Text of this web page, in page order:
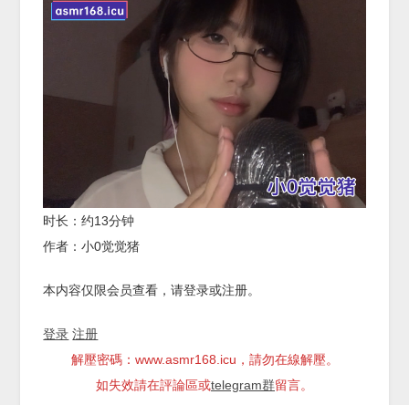
时长：约13分钟
作者：小0觉觉猪
本内容仅限会员查看，请登录或注册。
登录 注册
解壓密碼：www.asmr168.icu，請勿在線解壓。
如失效請在評論區或telegram群留言。